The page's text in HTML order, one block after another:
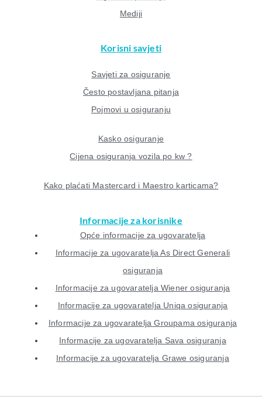
Mediji
Korisni savjeti
Savjeti za osiguranje
Često postavljana pitanja
Pojmovi u osiguranju
Kasko osiguranje
Cijena osiguranja vozila po kw ?
Kako plaćati Mastercard i Maestro karticama?
Informacije za korisnike
Opće informacije za ugovaratelja
Informacije za ugovaratelja As Direct Generali
osiguranja
Informacije za ugovaratelja Wiener osiguranja
Informacije za ugovaratelja Uniqa osiguranja
Informacije za ugovaratelja Groupama osiguranja
Informacije za ugovaratelja Sava osiguranja
Informacije za ugovaratelja Grawe osiguranja